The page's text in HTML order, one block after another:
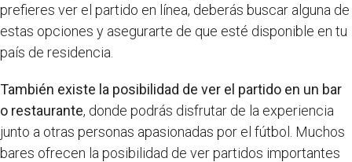
prefieres ver el partido en línea, deberás buscar alguna de
estas opciones y asegurarte de que esté disponible en tu
país de residencia.
También existe la posibilidad de ver el partido en un bar
o restaurante, donde podrás disfrutar de la experiencia
junto a otras personas apasionadas por el fútbol. Muchos
bares ofrecen la posibilidad de ver partidos importantes